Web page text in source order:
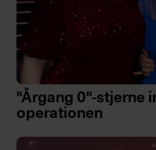
"Årgang 0"-stjerne
operationen